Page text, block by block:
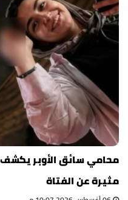
محامي سائق الأوبر
مثيرة عن الفتاة